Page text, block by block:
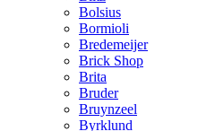
Bolsius
Bormioli
Bredemeijer
Brick Shop
Brita
Bruder
Bruynzeel
Byrklund